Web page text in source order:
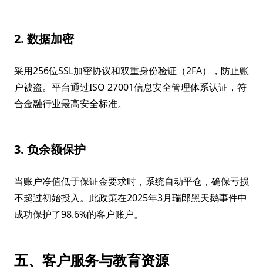
2. 数据加密
采用256位SSL加密协议和双重身份验证（2FA），防止账
户被盗。平台通过ISO 27001信息安全管理体系认证，符
合金融行业最高安全标准。
3. 负余额保护
当账户净值低于保证金要求时，系统自动平仓，确保亏损
不超过初始投入。此政策在2025年3月瑞郎黑天鹅事件中
成功保护了98.6%的客户账户。
五、客户服务与教育资源